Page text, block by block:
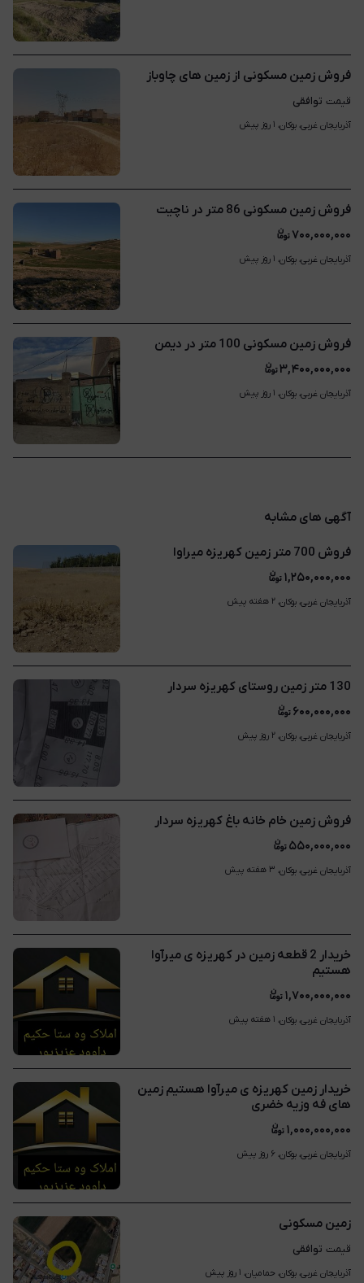
فروش زمین مسکونی از زمین های چاوباز
قیمت توافقی
آذربایجان غربی، بوکان، ۱ روز پیش
فروش زمین مسکونی 86 متر در ناچیت
۷۰۰,۰۰۰,۰۰۰
آذربایجان غربی، بوکان، ۱ روز پیش
فروش زمین مسکونی 100 متر در دیمن
۳,۴۰۰,۰۰۰,۰۰۰
آذربایجان غربی، بوکان، ۱ روز پیش
آگهی های مشابه
فروش 700 متر زمین کهریزه میراوا
۱,۲۵۰,۰۰۰,۰۰۰
آذربایجان غربی، بوکان، ۲ هفته پیش
130 متر زمین روستای کهریزه سردار
۶۰۰,۰۰۰,۰۰۰
آذربایجان غربی، بوکان، ۲ روز پیش
فروش زمین خام خانه باغ کهریزه سردار
۵۵۰,۰۰۰,۰۰۰
آذربایجان غربی، بوکان، ۳ هفته پیش
خریدار 2 قطعه زمین در کهریزه ی میرآوا
هستیم
۱,۷۰۰,۰۰۰,۰۰۰
آذربایجان غربی، بوکان، ۱ هفته پیش
خریدار زمین کهریزه ی میرآوا هستیم زمین
های فه وزیه خضری
۱,۰۰۰,۰۰۰,۰۰۰
آذربایجان غربی، بوکان، ۶ روز پیش
زمین مسکونی
قیمت توافقی
آذربایجان غربی، بوکان، حمامیان، ۱ روز پیش